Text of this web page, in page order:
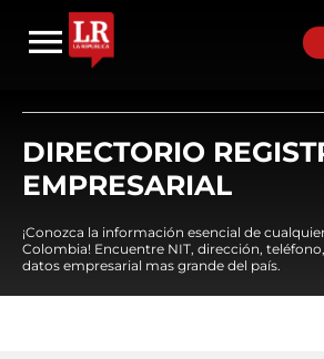
DIRECTORIO
EMPRESARIAL
¡Conozca la información esencial de
Colombia! Encuentre NIT, dirección,
datos empresarial mas grande del país.